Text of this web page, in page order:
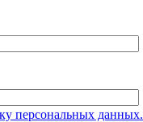
персональных данных.